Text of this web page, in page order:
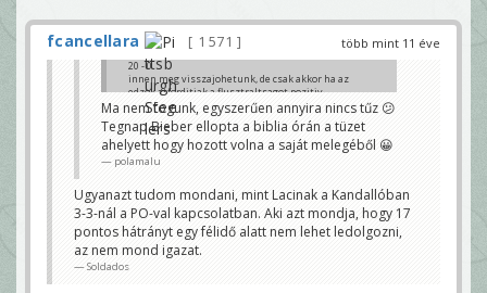
több mint 11 éve
fcancellara 1 571
20 - 0
innen meg visszajohetunk, de csak akkor ha az
edzok atforditjak a flusztraltsagot pozitiv
energiaba...
Ma nem fogunk, egyszerűen annyira nincs tűz 😕
Tegnap Bieber ellopta a biblia órán a tüzet
ahelyett hogy hozott volna a saját melegéből 😀
polamalu
Ugyanazt tudom mondani, mint Lacinak a Kandallóban
3-3-nál a PO-val kapcsolatban. Aki azt mondja, hogy 17
pontos hátrányt egy félidő alatt nem lehet ledolgozni,
az nem mond igazat.
Soldados